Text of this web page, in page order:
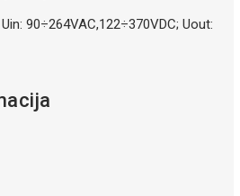
90÷264VAC,122÷370VDC; Uout: